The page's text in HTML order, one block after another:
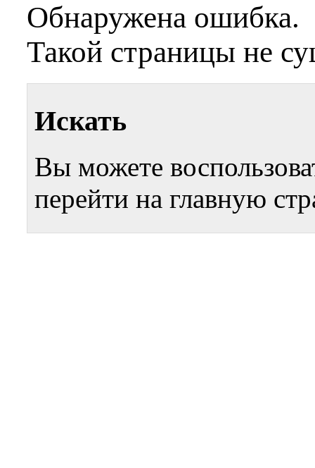
Обнаружена ошибка.
Такой страницы не
Искать
Вы можете
перейти на главную